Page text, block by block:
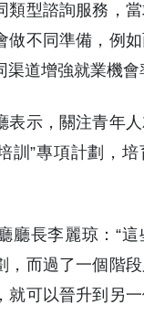
類型諮詢服務，
做不同準備，例
渠道增強就業機會
表示，關注青年
訓”專項計劃，培
廳長李麗琼：“
，而過了一個階
就可以晉升到另